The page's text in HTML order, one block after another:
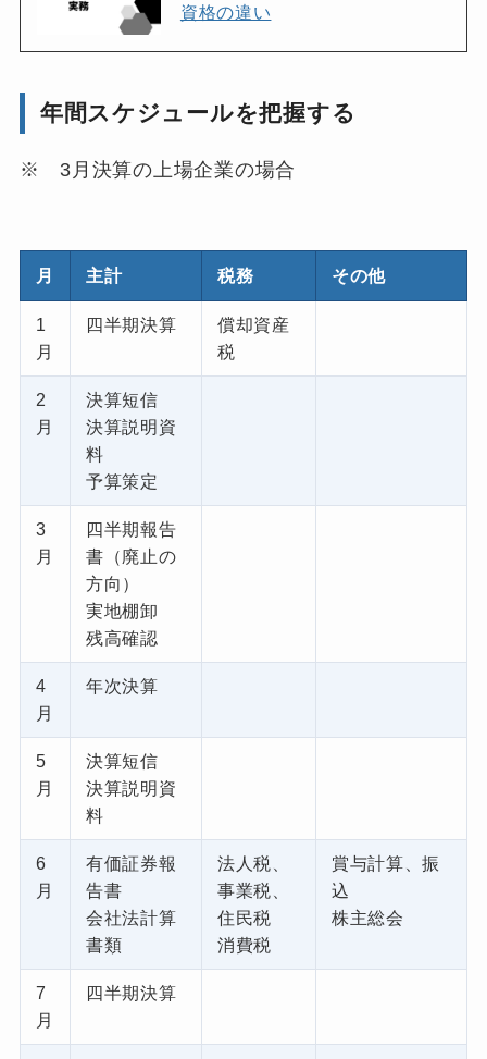
資格の違い
年間スケジュールを把握する
※ 3月決算の上場企業の場合
月 主計 税務 その他
1
月
四半期決算
償却資産
税
2
月
決算短信
決算説明資
料
予算策定
3
月
四半期報告
書（廃止の
方向）
実地棚卸
残高確認
4
月
年次決算
5
月
決算短信
決算説明資
料
6
月
有価証券報
告書
会社法計算
書類
法人税、
事業税、
住民税
消費税
賞与計算、振
込
株主総会
7
月
四半期決算